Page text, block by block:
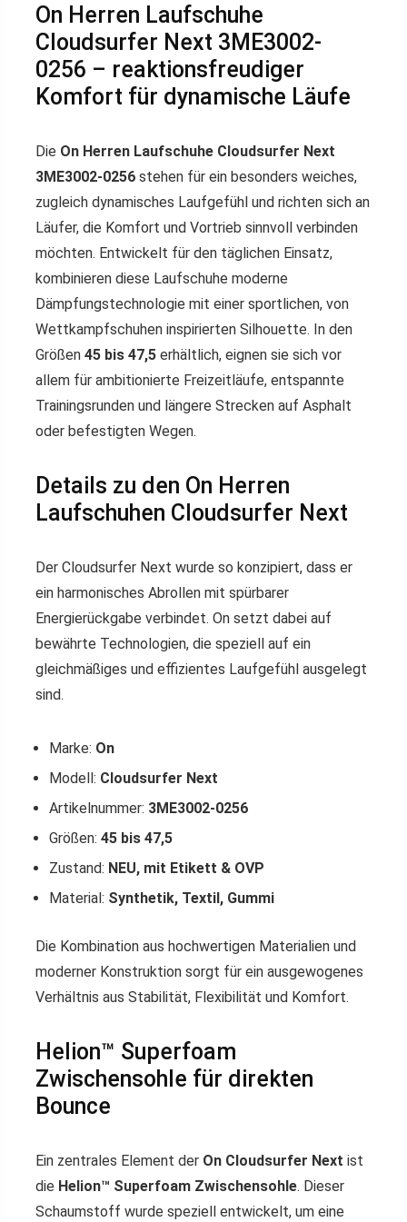
On Herren Laufschuhe
Cloudsurfer Next 3ME3002-
0256 – reaktionsfreudiger
Komfort für dynamische Läufe
Die On Herren Laufschuhe Cloudsurfer Next
3ME3002-0256 stehen für ein besonders weiches,
zugleich dynamisches Laufgefühl und richten sich an
Läufer, die Komfort und Vortrieb sinnvoll verbinden
möchten. Entwickelt für den täglichen Einsatz,
kombinieren diese Laufschuhe moderne
Dämpfungstechnologie mit einer sportlichen, von
Wettkampfschuhen inspirierten Silhouette. In den
Größen 45 bis 47,5 erhältlich, eignen sie sich vor
allem für ambitionierte Freizeitläufe, entspannte
Trainingsrunden und längere Strecken auf Asphalt
oder befestigten Wegen.
Details zu den On Herren
Laufschuhen Cloudsurfer Next
Der Cloudsurfer Next wurde so konzipiert, dass er
ein harmonisches Abrollen mit spürbarer
Energierückgabe verbindet. On setzt dabei auf
bewährte Technologien, die speziell auf ein
gleichmäßiges und effizientes Laufgefühl ausgelegt
sind.
Marke: On
Modell: Cloudsurfer Next
Artikelnummer: 3ME3002-0256
Größen: 45 bis 47,5
Zustand: NEU, mit Etikett & OVP
Material: Synthetik, Textil, Gummi
Die Kombination aus hochwertigen Materialien und
moderner Konstruktion sorgt für ein ausgewogenes
Verhältnis aus Stabilität, Flexibilität und Komfort.
Helion™ Superfoam
Zwischensohle für direkten
Bounce
Ein zentrales Element der On Cloudsurfer Next ist
die Helion™ Superfoam Zwischensohle. Dieser
Schaumstoff wurde speziell entwickelt, um eine